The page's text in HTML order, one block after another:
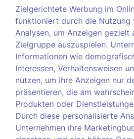
Zielgerichtete Werbung im
funktioniert durch die Nutzung
Analysen, um Anzeigen gezielt
Zielgruppe auszuspielen.
Informationen wie
Interessen, Verhaltensweisen
nutzen, um ihre Anzeigen nur
präsentieren, die am
Produkten oder
Durch diese personalisierte
Unternehmen ihre